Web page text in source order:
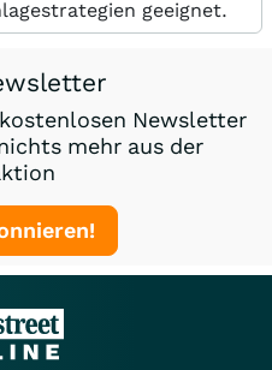
geeignet.
Newsletter
mehr aus der